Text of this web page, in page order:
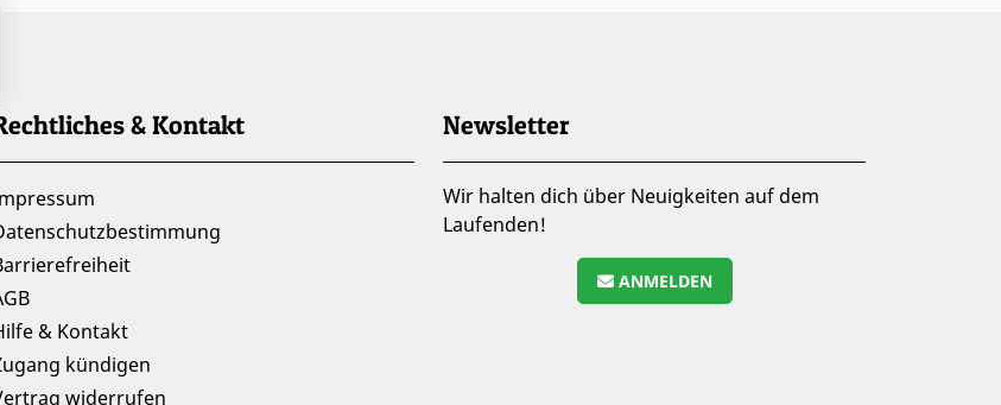
& Kontakt
& Kontakt
kündigen
widerrufen
Newsletter
Wir halten dich über Neuigkeiten auf dem
Laufenden!
ANMELDEN